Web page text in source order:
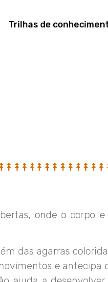
Trilhas de
onde o corpo e
das agarras
e antecipa